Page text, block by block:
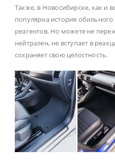
Также, в Новосибирске, как и
популярна история
реагентов. Но можете не
нейтрален, не вступает в
сохраняет свою целостность.